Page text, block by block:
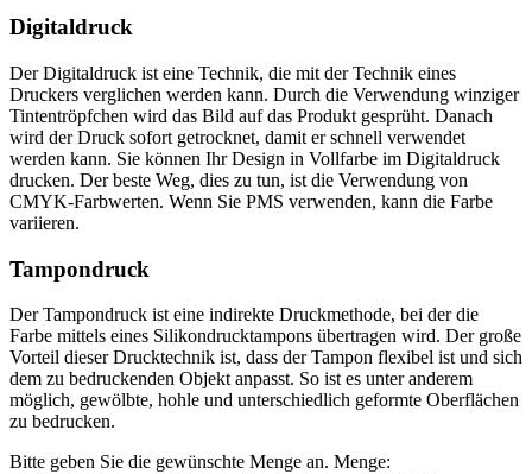
Digitaldruck
Der Digitaldruck ist eine Technik, die mit der Technik eines
Druckers verglichen werden kann. Durch die Verwendung winziger
Tintentröpfchen wird das Bild auf das Produkt gesprüht. Danach
wird der Druck sofort getrocknet, damit er schnell verwendet
werden kann. Sie können Ihr Design in Vollfarbe im Digitaldruck
drucken. Der beste Weg, dies zu tun, ist die Verwendung von
CMYK-Farbwerten. Wenn Sie PMS verwenden, kann die Farbe
variieren.
Tampondruck
Der Tampondruck ist eine indirekte Druckmethode, bei der die
Farbe mittels eines Silikondrucktampons übertragen wird. Der große
Vorteil dieser Drucktechnik ist, dass der Tampon flexibel ist und sich
dem zu bedruckenden Objekt anpasst. So ist es unter anderem
möglich, gewölbte, hohle und unterschiedlich geformte Oberflächen
zu bedrucken.
Bitte geben Sie die gewünschte Menge an. Menge: